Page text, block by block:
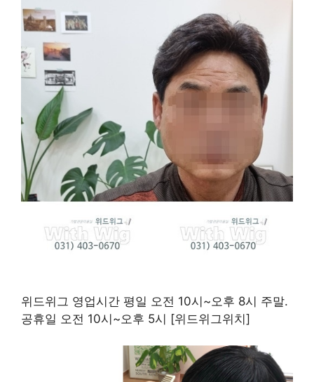
위드위그 영업시간 평일 오전 10시~오후 8시 주말.
공휴일 오전 10시~오후 5시 [위드위그위치]